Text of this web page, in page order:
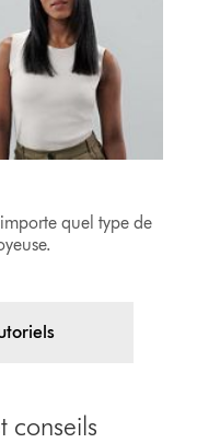
quel type de
conseils